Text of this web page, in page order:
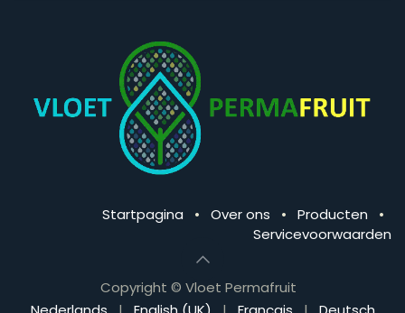
Startpagina • Over ons • Producten
•
Servicevoorwaarden
Copyright © Vloet Permafruit